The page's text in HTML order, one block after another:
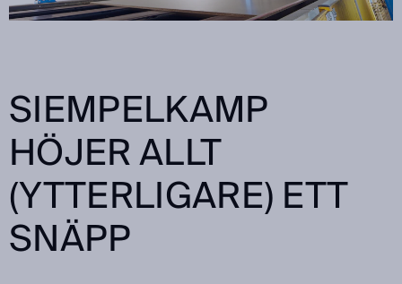
SIEMPELKAMP
HÖJER ALLT
(YTTERLIGARE) ETT
SNÄPP